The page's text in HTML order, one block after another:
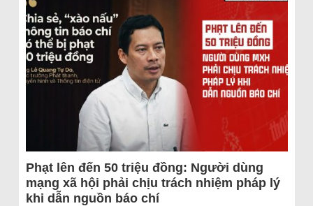
Phạt lên đến 50 triệu đồng: Người dùng
mạng xã hội phải chịu trách nhiệm pháp lý
khi dẫn nguồn báo chí